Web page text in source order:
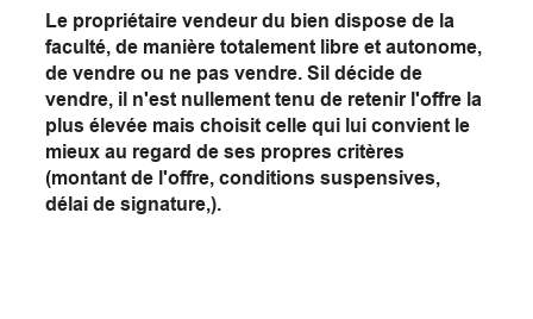
Le propriétaire vendeur du bien dispose de la
faculté, de manière totalement libre et autonome,
de vendre ou ne pas vendre. Sil décide de
vendre, il n'est nullement tenu de retenir l'offre la
plus élevée mais choisit celle qui lui convient le
mieux au regard de ses propres critères
(montant de l'offre, conditions suspensives,
délai de signature,).